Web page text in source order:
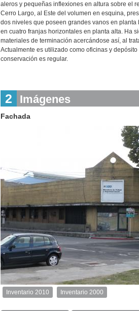
aleros y pequeñas inflexiones en altura sobre el
Cerro Largo, al Este del volumen en esquina,
dos niveles que poseen grandes vanos en
en cuatro franjas horizontales en planta alta. Ha
materiales de terminación acercándose así, al
Actualmente es utilizado como oficinas y
conservación es regular.
2 Imágenes
Fachada
Inventario
Inventario 2010
2de 4
Inventario 2000